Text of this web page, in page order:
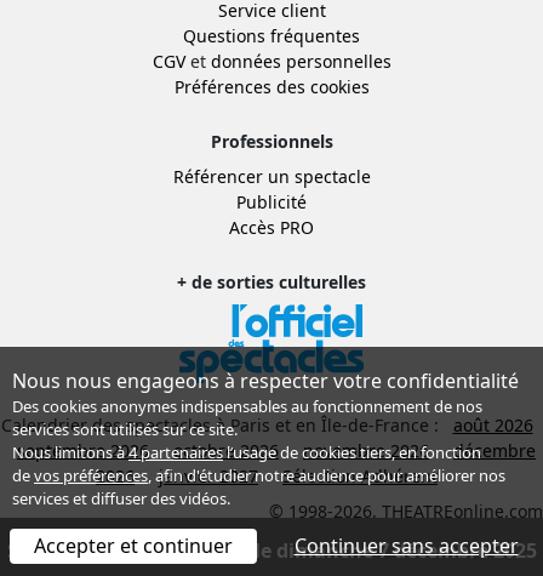
Service client
Questions fréquentes
CGVet données personnelles
Préférences des cookies
Professionnels
Référencer un spectacle
Publicité
Accès PRO
+ de sorties culturelles
Calendrier des spectacles à Paris et en Île-de-France :
août 2026
septembre 2026
octobre 2026 novembre 2026
décembre
2026
janvier 2027
Sélection Adhérent
© 1998-2026, THEATREonline.com
Spectacle terminé depuis le dimanche 7 décembre 2025
Nous nous engageons à respecter votre confidentialité
Des cookies anonymes indispensables au fonctionnement de nos
services sont utilisés sur ce site.
Nous limitons à4 partenairesl’usage de cookies tiers, en fonction
devos préférences, afin d'étudier notre audience pour améliorer nos
services et diffuser des vidéos.
Accepter et continuer Continuer sans accepter